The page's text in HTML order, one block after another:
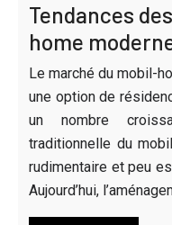
Tendances
home
Le marché du mobil-
une option de
un nombre
traditionnelle du
rudimentaire et peu
Aujourd’hui,